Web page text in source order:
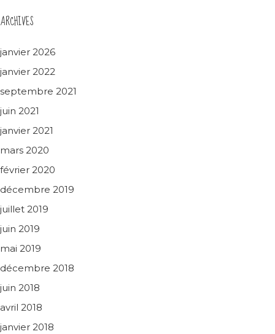
ARCHIVES
janvier 2026
janvier 2022
septembre 2021
juin 2021
janvier 2021
mars 2020
février 2020
décembre 2019
juillet 2019
juin 2019
mai 2019
décembre 2018
juin 2018
avril 2018
janvier 2018